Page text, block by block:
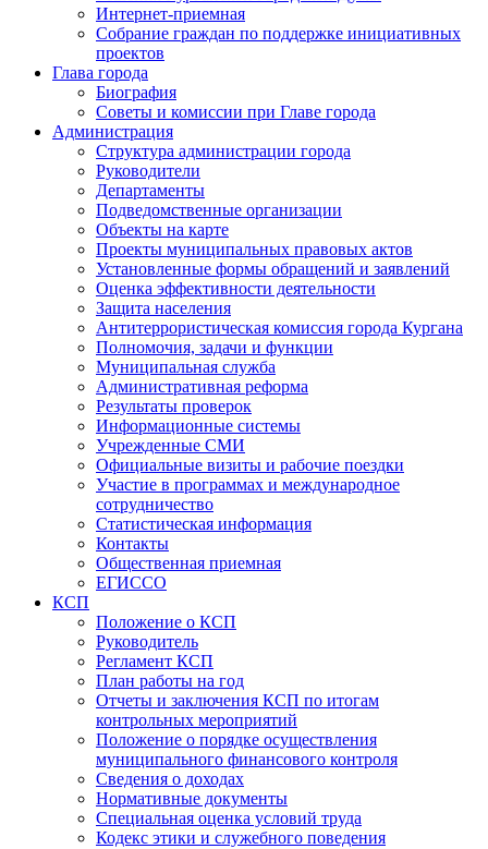
Интернет-приемная
Собрание граждан по поддержке инициативных
проектов
Глава города
Биография
Советы и комиссии при Главе города
Администрация
Структура администрации города
Руководители
Департаменты
Подведомственные организации
Объекты на карте
Проекты муниципальных правовых актов
Установленные формы обращений и заявлений
Оценка эффективности деятельности
Защита населения
Антитеррористическая комиссия города Кургана
Полномочия, задачи и функции
Муниципальная служба
Административная реформа
Результаты проверок
Информационные системы
Учрежденные СМИ
Официальные визиты и рабочие поездки
Участие в программах и международное
сотрудничество
Статистическая информация
Контакты
Общественная приемная
ЕГИССО
КСП
Положение о КСП
Руководитель
Регламент КСП
План работы на год
Отчеты и заключения КСП по итогам
контрольных мероприятий
Положение о порядке осуществления
муниципального финансового контроля
Сведения о доходах
Нормативные документы
Специальная оценка условий труда
Кодекс этики и служебного поведения